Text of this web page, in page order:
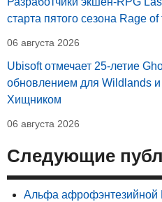
старта пятого сезона Rage
06 августа 2026
Ubisoft отмечает 25-летие
обновлением для Wildlands
Хищником
06 августа 2026
Следующие
Альфа